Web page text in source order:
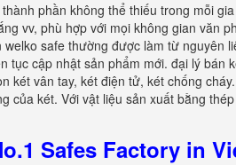
thành phần không thể thiếu trong mỗi
vv, phù hợp với mọi không gian văn
safe thường được làm từ
tục cập nhật sản phẩm mới. đại lý
vân tay, két điện tử, két chống
của két. Với vật liệu sản xuất bằng
Safes Factory in